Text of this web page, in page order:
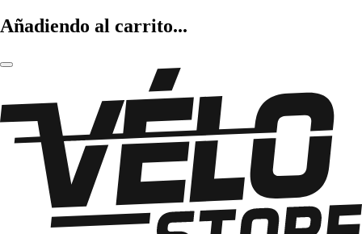
Añadiendo al carrito...